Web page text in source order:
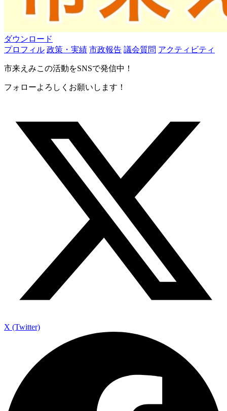
ダウンロード
プロフィル 政策・実績 市政報告 議会質問 アクティビティ
市来えみこの活動をSNSで発信中！
フォローよろしくお願いします！
X (Twitter)